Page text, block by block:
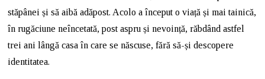
stăpânei și să aibă adăpost. Acolo a început o viață și mai tainică,
în rugăciune neîncetată, post aspru și nevoință, răbdând astfel
trei ani lângă casa în care se născuse, fără să-și descopere
identitatea.